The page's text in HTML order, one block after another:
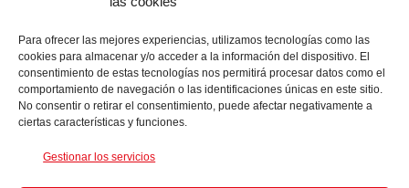
Para ofrecer las mejores experiencias, utilizamos tecnologías como las
cookies para almacenar y/o acceder a la información del dispositivo. El
consentimiento de estas tecnologías nos permitirá procesar datos como el
comportamiento de navegación o las identificaciones únicas en este sitio.
No consentir o retirar el consentimiento, puede afectar negativamente a
ciertas características y funciones.
Gestionar los servicios
Extranet
ProAssist
SSLVPN
CONTACTA CON NOSOTROS